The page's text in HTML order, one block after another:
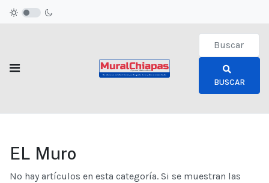
Type 2 or
BUSCAR
EL Muro
No hay artículos en esta categoría. Si se muestran las